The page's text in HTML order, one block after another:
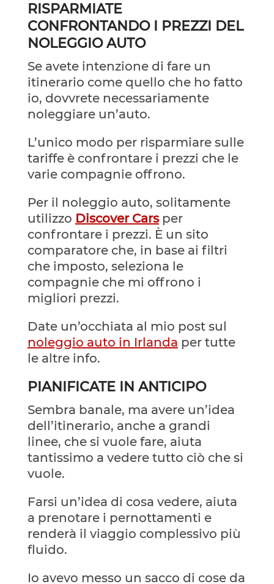
RISPARMIATE
CONFRONTANDO I PREZZI DEL
NOLEGGIO AUTO
Se avete intenzione di fare un
itinerario come quello che ho fatto
io, dovvrete necessariamente
noleggiare un’auto.
L’unico modo per risparmiare sulle
tariffe è confrontare i prezzi che le
varie compagnie offrono.
Per il noleggio auto, solitamente
utilizzo Discover Carsper
confrontare i prezzi. È un sito
comparatore che, in base ai filtri
che imposto, seleziona le
compagnie che mi offrono i
migliori prezzi.
Date un’occhiata al mio post sul
noleggio auto in Irlanda per tutte
le altre info.
PIANIFICATE IN ANTICIPO
Sembra banale, ma avere un’idea
dell’itinerario, anche a grandi
linee, che si vuole fare, aiuta
tantissimo a vedere tutto ciò che si
vuole.
Farsi un’idea di cosa vedere, aiuta
a prenotare i pernottamenti e
renderà il viaggio complessivo più
fluido.
Io avevo messo un sacco di cose da